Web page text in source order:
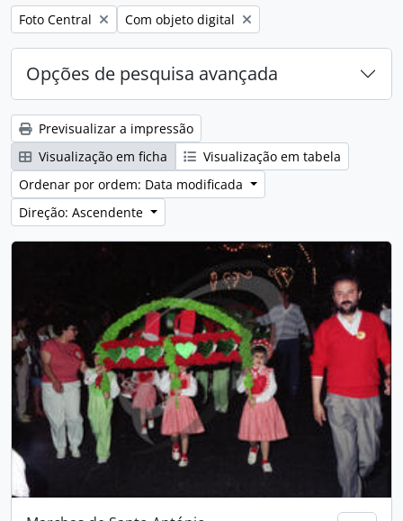
Remover filtro:
Foto Central Remover filtro:
Com objeto digital
Opções de pesquisa avançada
Previsualizar a impressão
Visualização em ficha
Visualização em tabela
Ordenar por ordem: Data modificada
Direção: Ascendente